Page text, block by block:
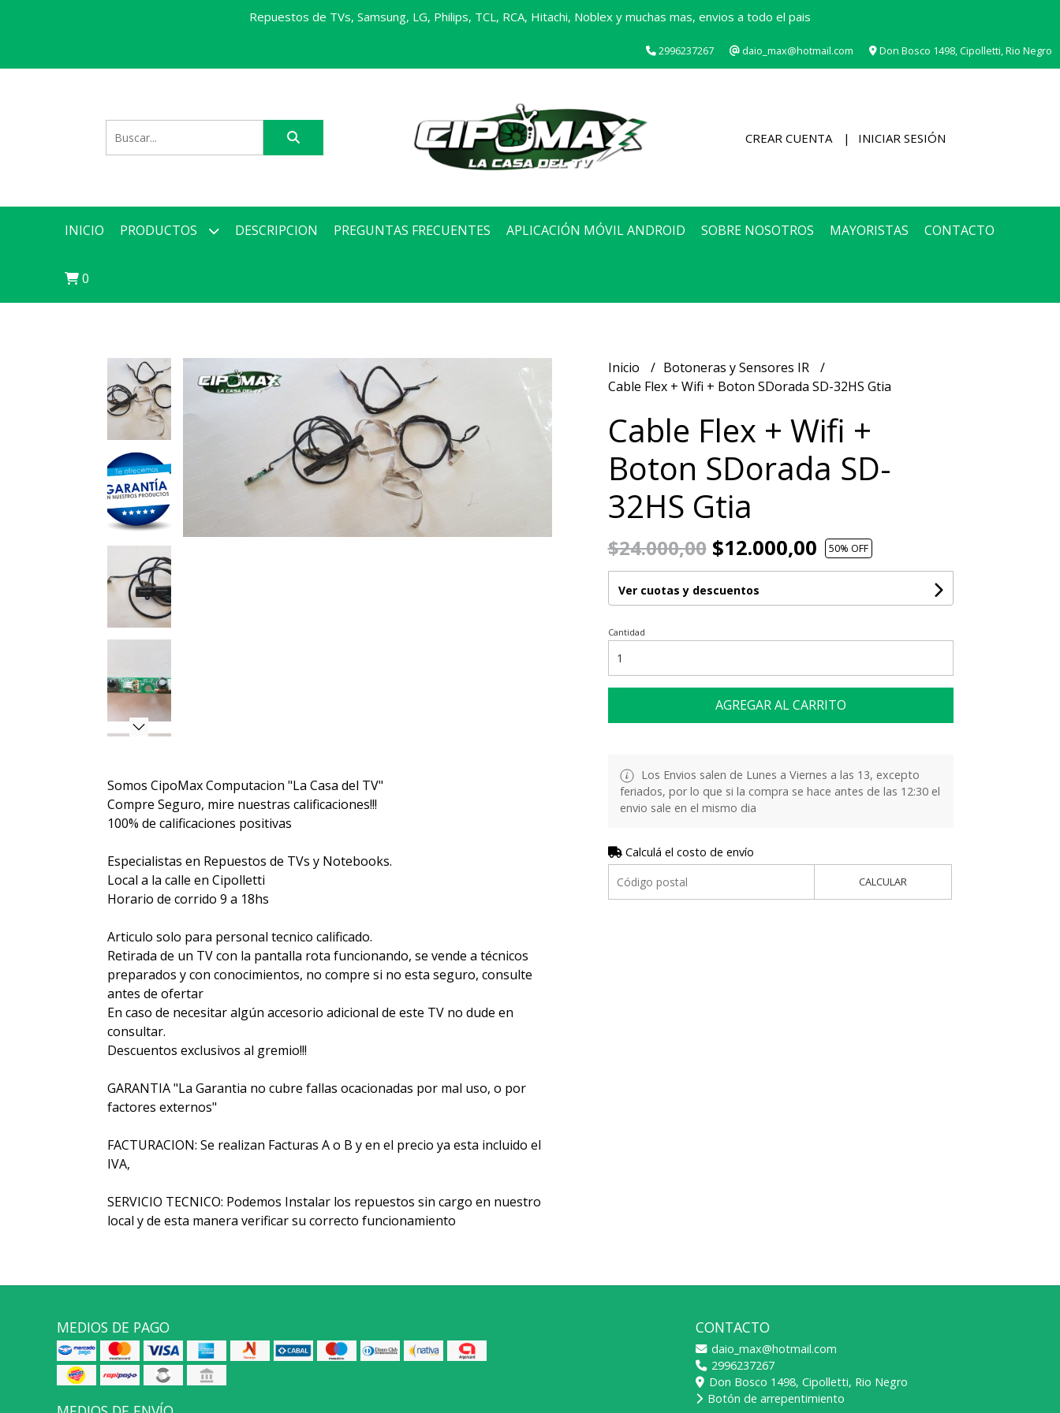
Repuestos de TVs, Samsung, LG, Philips, TCL, RCA, Hitachi, Noblex y muchas mas, envios a todo el pais
2996237267 daio_max@hotmail.com Don Bosco 1498, Cipolletti, Rio Negro
CREAR CUENTA INICIAR SESIÓN
INICIO PRODUCTOS DESCRIPCION PREGUNTAS FRECUENTES APLICACIÓN MÓVIL ANDROID SOBRE NOSOTROS MAYORISTAS CONTACTO
0
Somos CipoMax Computacion "La Casa del TV"
Compre Seguro, mire nuestras calificaciones!!!
100% de calificaciones positivas
Especialistas en Repuestos de TVs y Notebooks.
Local a la calle en Cipolletti
Horario de corrido 9 a 18hs
Articulo solo para personal tecnico calificado.
Retirada de un TV con la pantalla rota funcionando, se vende a técnicos
preparados y con conocimientos, no compre si no esta seguro, consulte
antes de ofertar
En caso de necesitar algún accesorio adicional de este TV no dude en
consultar.
Descuentos exclusivos al gremio!!!
GARANTIA "La Garantia no cubre fallas ocacionadas por mal uso, o por
factores externos"
FACTURACION: Se realizan Facturas A o B y en el precio ya esta incluido el
IVA,
SERVICIO TECNICO: Podemos Instalar los repuestos sin cargo en nuestro
local y de esta manera verificar su correcto funcionamiento
Inicio
Botoneras y Sensores IR
Cable Flex + Wifi + Boton SDorada SD-32HS Gtia
Cable Flex + Wifi +
Boton SDorada SD-
32HS Gtia
$24.000,00$12.000,00 50% OFF
Ver cuotas y descuentos
Cantidad
AGREGAR AL CARRITO
Los Envios salen de Lunes a Viernes a las 13, excepto
feriados, por lo que si la compra se hace antes de las 12:30 el
envio sale en el mismo dia
Calculá el costo de envío
CALCULAR
MEDIOS DE PAGO CONTACTO
daio_max@hotmail.com
2996237267
Don Bosco 1498, Cipolletti, Rio Negro
Botón de arrepentimiento